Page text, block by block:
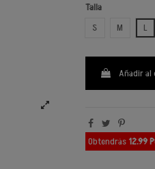
Talla
S
M L
Añadir
Obtendrás 12.99